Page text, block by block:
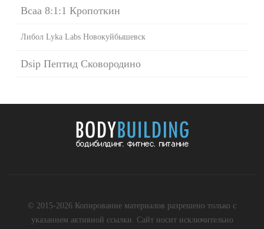
Bcaa 8:1:1 Кропоткин
Либол Lyka Labs Новокуйбышевск
Dsip Пептид Сковородино
© 2015-2026 Копирование материалов разрешено только с
указанием активной ссылки. Сайт носит исключительно